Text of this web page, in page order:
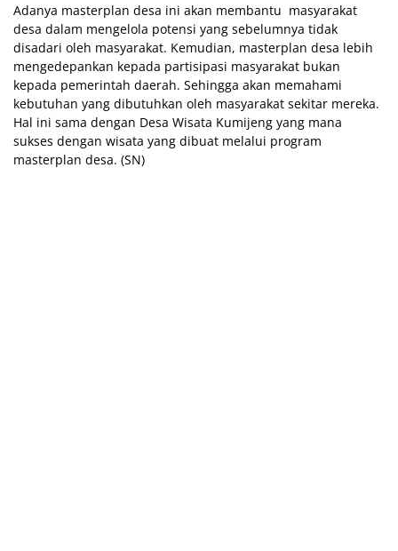
Adanya masterplan desa ini akan membantu masyarakat
desa dalam mengelola potensi yang sebelumnya tidak
disadari oleh masyarakat. Kemudian, masterplan desa lebih
mengedepankan kepada partisipasi masyarakat bukan
kepada pemerintah daerah. Sehingga akan memahami
kebutuhan yang dibutuhkan oleh masyarakat sekitar mereka.
Hal ini sama dengan Desa Wisata Kumijeng yang mana
sukses dengan wisata yang dibuat melalui program
masterplan desa. (SN)